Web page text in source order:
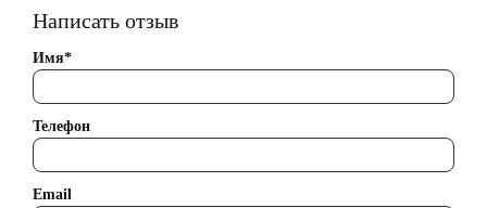
Написать отзыв
Имя*
Телефон
Email